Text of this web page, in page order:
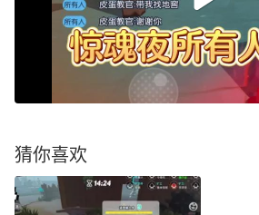
猜你喜欢